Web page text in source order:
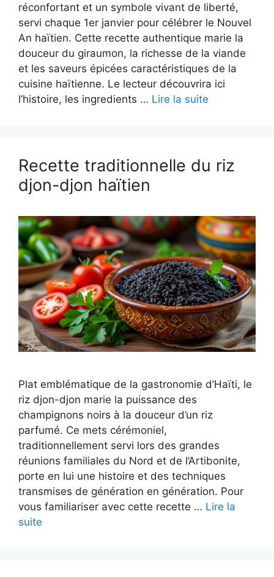
réconfortant et un symbole vivant de liberté,
servi chaque 1er janvier pour célébrer le Nouvel
An haïtien. Cette recette authentique marie la
douceur du giraumon, la richesse de la viande
et les saveurs épicées caractéristiques de la
cuisine haïtienne. Le lecteur découvrira ici
l’histoire, les ingredients … Lire la suite
Recette traditionnelle du riz
djon-djon haïtien
Plat emblématique de la gastronomie d’Haïti, le
riz djon-djon marie la puissance des
champignons noirs à la douceur d’un riz
parfumé. Ce mets cérémoniel,
traditionnellement servi lors des grandes
réunions familiales du Nord et de l’Artibonite,
porte en lui une histoire et des techniques
transmises de génération en génération. Pour
vous familiariser avec cette recette … Lire la
suite